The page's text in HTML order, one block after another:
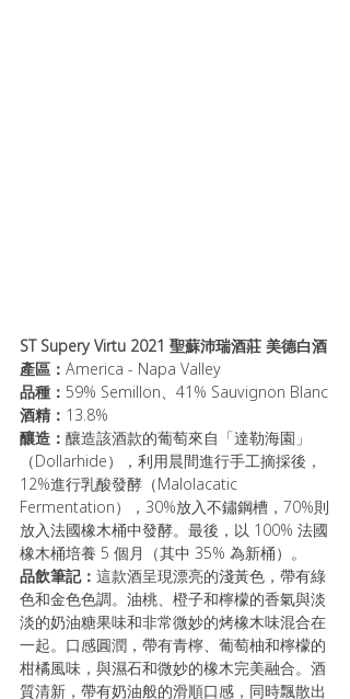
ST Supery Virtu 2021 聖蘇沛瑞酒莊 美德白酒
產區： America - Napa Valley
品種： 59% Semillon、41% Sauvignon Blanc
酒精： 13.8%
釀造： 釀造該酒款的葡萄來自「達勒海園」
（Dollarhide），利用晨間進行手工摘採後，
12%進行乳酸發酵（Malolacatic
Fermentation），30%放入不鏽鋼槽，70%則
放入法國橡木桶中發酵。最後，以 100% 法國
橡木桶培養 5 個月（其中 35% 為新桶）。
品飲筆記： 這款酒呈現漂亮的淺黃色，帶有綠
色和金色色調。油桃、橙子和檸檬的香氣與淡
淡的奶油糖果味和非常微妙的烤橡木味混合在
一起。口感圓潤，帶有青檸、葡萄柚和檸檬的
柑橘風味，與濕石和微妙的橡木完美融合。酒
質清新，帶有奶油般的滑順口感，同時飄散出